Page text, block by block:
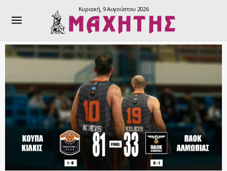
Κυριακή, 9 Αυγούστου 2026